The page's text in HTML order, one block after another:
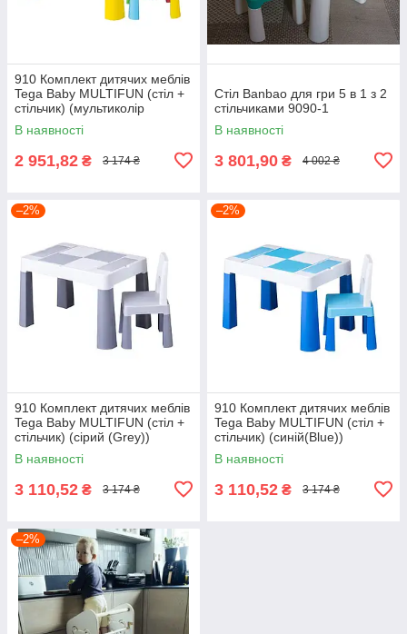
910 Комплект дитячих меблів
Tega Baby MULTIFUN (стіл +
стільчик) (мультиколір
(Мulticolor))
В наявності
2 951,82 ₴ 3 174 ₴
Стіл Banbao для гри 5 в 1 з 2
стільчиками 9090-1
В наявності
3 801,90 ₴ 4 002 ₴
–2%
910 Комплект дитячих меблів
Tega Baby MULTIFUN (стіл +
стільчик) (сірий (Grey))
В наявності
3 110,52 ₴ 3 174 ₴
–2%
910 Комплект дитячих меблів
Tega Baby MULTIFUN (стіл +
стільчик) (синій(Blue))
В наявності
3 110,52 ₴ 3 174 ₴
–2%